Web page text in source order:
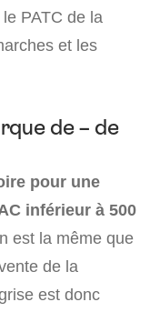
PATC de la
et les
de – de
pour une
inférieur à 500
est la même que
de la
est donc